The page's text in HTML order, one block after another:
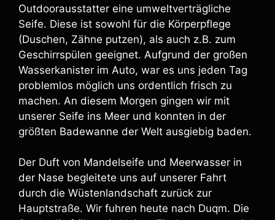
Outdoorausstatter eine umweltverträgliche
Seife. Diese ist sowohl für die Körperpflege
(Duschen, Zähne putzen), als auch z.B. zum
Geschirrspülen geeignet. Aufgrund der großen
Wasserkanister im Auto, war es uns jeden Tag
problemlos möglich uns ordentlich frisch zu
machen. An diesem Morgen gingen wir mit
unserer Seife ins Meer und konnten in der
größten Badewanne der Welt ausgiebig baden.
Der Duft von Mandelseife und Meerwasser in
der Nase begleitete uns auf unserer Fahrt
durch die Wüstenlandschaft zurück zur
Hauptstraße. Wir fuhren heute nach Duqm. Die